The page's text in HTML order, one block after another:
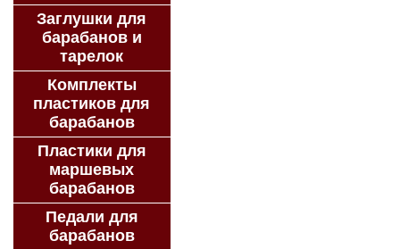
Заглушки для
барабанов и
тарелок
Комплекты
пластиков для
барабанов
Пластики для
маршевых
барабанов
Педали для
барабанов